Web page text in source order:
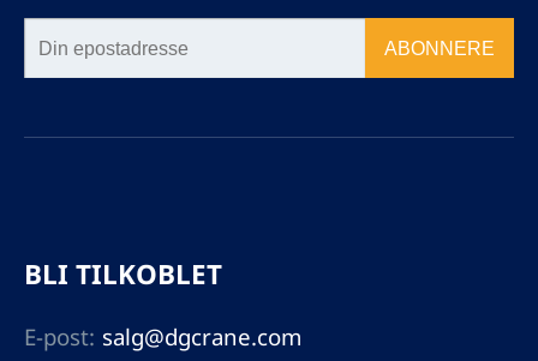
ABONNERE
BLI TILKOBLET
E-post: salg@dgcrane.com